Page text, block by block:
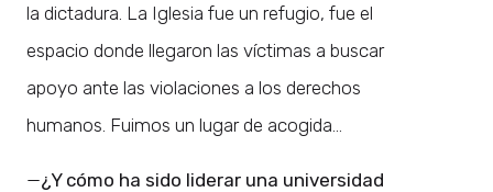
la dictadura. La Iglesia fue un refugio, fue el
espacio donde llegaron las víctimas a buscar
apoyo ante las violaciones a los derechos
humanos. Fuimos un lugar de acogida…
—¿Y cómo ha sido liderar una universidad